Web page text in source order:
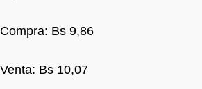
Compra: Bs 9,86
Venta: Bs 10,07